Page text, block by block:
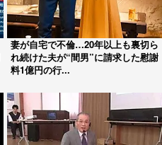
妻が自宅で不倫…20年以上も裏切ら
れ続けた夫が“間男”に請求した慰謝
料1億円の行...